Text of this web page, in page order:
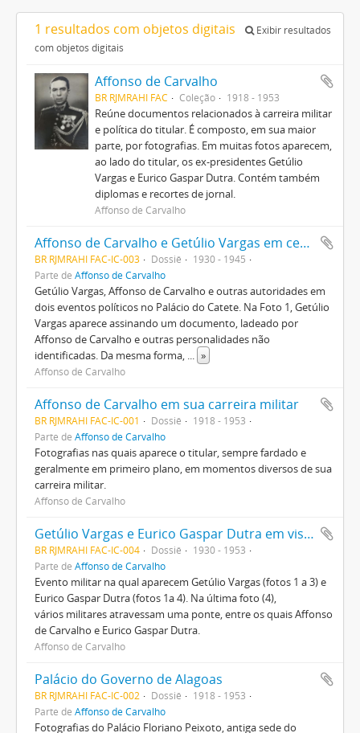
1 resultados com objetos digitais
Exibir resultados
com objetos digitais
Affonso de Carvalho
BR RJMRAHI FAC Coleção 1918 - 1953
Reúne documentos relacionados à carreira militar
e política do titular. É composto, em sua maior
parte, por fotografias. Em muitas fotos aparecem,
ao lado do titular, os ex-presidentes Getúlio
Vargas e Eurico Gaspar Dutra. Contém também
diplomas e recortes de jornal.
Affonso de Carvalho
Affonso de Carvalho e Getúlio Vargas em cerimônias no Palácio do Catete
BR RJMRAHI FAC-IC-003 Dossiê
1930 - 1945
Parte de Affonso de Carvalho
Getúlio Vargas, Affonso de Carvalho e outras autoridades em
dois eventos políticos no Palácio do Catete. Na Foto 1, Getúlio
Vargas aparece assinando um documento, ladeado por
Affonso de Carvalho e outras personalidades não
identificadas. Da mesma forma, ... »
Affonso de Carvalho
Affonso de Carvalho em sua carreira militar
BR RJMRAHI FAC-IC-001 Dossiê
1918 - 1953
Parte de Affonso de Carvalho
Fotografias nas quais aparece o titular, sempre fardado e
geralmente em primeiro plano, em momentos diversos de sua
carreira militar.
Affonso de Carvalho
Getúlio Vargas e Eurico Gaspar Dutra em visita militar
BR RJMRAHI FAC-IC-004 Dossiê
1930 - 1953
Parte de Affonso de Carvalho
Evento militar na qual aparecem Getúlio Vargas (fotos 1 a 3) e
Eurico Gaspar Dutra (fotos 1a 4). Na última foto (4),
vários militares atravessam uma ponte, entre os quais Affonso
de Carvalho e Eurico Gaspar Dutra.
Affonso de Carvalho
Palácio do Governo de Alagoas
BR RJMRAHI FAC-IC-002 Dossiê
1918 - 1953
Parte de Affonso de Carvalho
Fotografias do Palácio Floriano Peixoto, antiga sede do